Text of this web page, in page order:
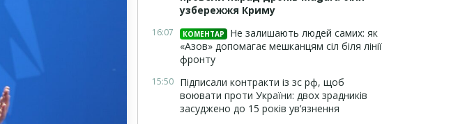
узбережжя Криму
16:07 КОМЕНТАР
Не залишають людей самих: як
«Азов» допомагає мешканцям сіл біля лінії
фронту
15:50 Підписали контракти із зс рф, щоб
воювати проти України: двох зрадників
засуджено до 15 років ув’язнення